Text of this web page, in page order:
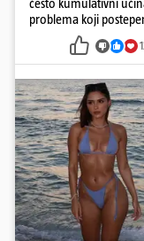
često kumulativni
problema koji